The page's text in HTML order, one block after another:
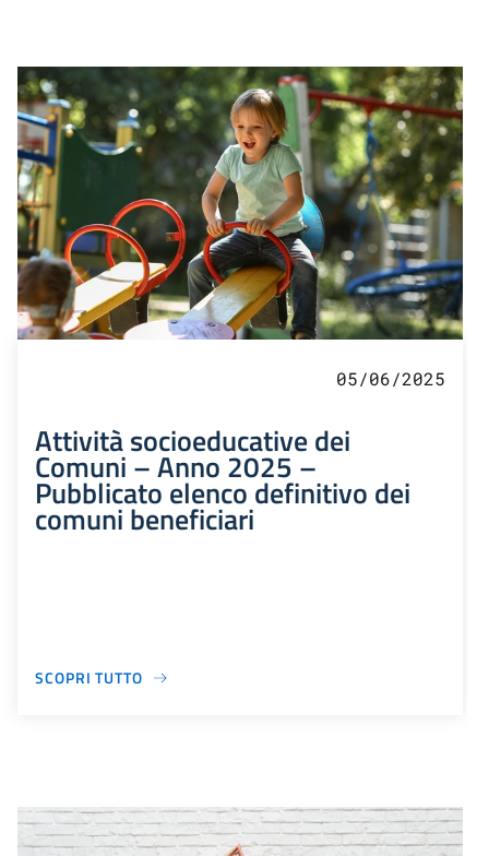
05/06/2025
Attività socioeducative dei
Comuni – Anno 2025 –
Pubblicato elenco definitivo dei
comuni beneficiari
SCOPRI TUTTO